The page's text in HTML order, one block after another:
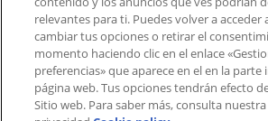
aplicación?
Índices
relevantes para ti. Puedes volver a acceder
cambiar tus opciones o retirar el
momento haciendo clic en el enlace
preferencias» que aparece en el en la parte
página web. Tus opciones tendrán efecto
Sitio web. Para saber más, consulta